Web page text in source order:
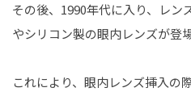
その後、1990年代に入り、レン
やシリコン製の眼内レンズが登
これにより、眼内レンズ挿入の